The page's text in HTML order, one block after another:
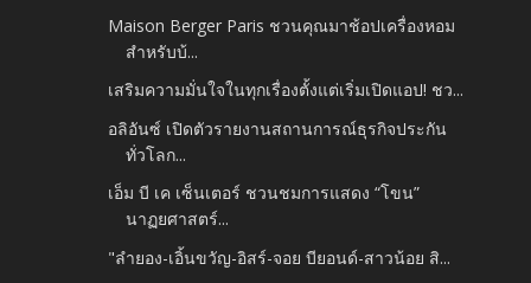
Maison Berger Paris ชวนคุณมาช้อปเครื่องหอม
สำหรับบ้...
เสริมความมั่นใจในทุกเรื่องตั้งแต่เริ่มเปิดแอป! ชว...
อลิอันซ์ เปิดตัวรายงานสถานการณ์ธุรกิจประกัน
ทั่วโลก...
เอ็ม บี เค เซ็นเตอร์ ชวนชมการแสดง “โขน”
นาฏยศาสตร์...
"ลำยอง​-เอิ้นขวัญ​-อิสร์​-จอย​ บียอนด์-สาวน้อย​ สิ...